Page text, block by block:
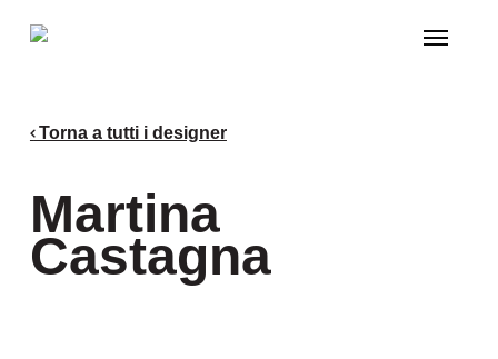
content
Menu
Torna a tutti i designer
Martina
Castagna